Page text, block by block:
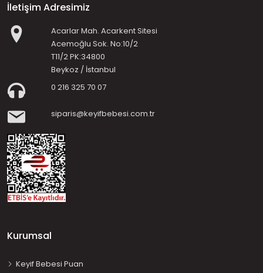
İletişim Adresimiz
Acarlar Mah. Acarkent Sitesi
Acemoğlu Sok. No:10/2
T11/2 PK:34800
Beykoz / İstanbul
0 216 325 70 07
siparis@keyifbebesi.com.tr
Kurumsal
Keyif Bebesi Puan